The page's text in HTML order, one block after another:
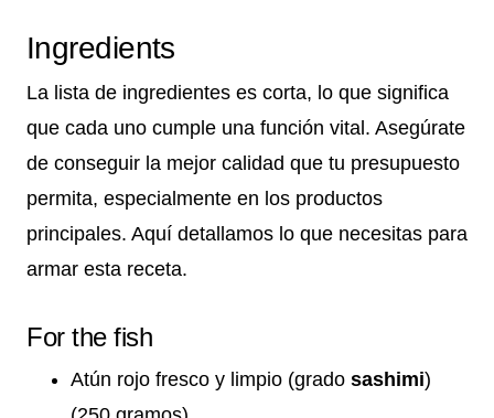
Ingredients
La lista de ingredientes es corta, lo que significa
que cada uno cumple una función vital. Asegúrate
de conseguir la mejor calidad que tu presupuesto
permita, especialmente en los productos
principales. Aquí detallamos lo que necesitas para
armar esta receta.
For the fish
Atún rojo fresco y limpio (grado sashimi)